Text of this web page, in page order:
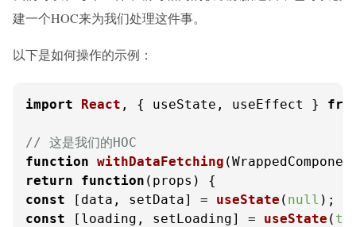
建一个HOC来为我们处理这件事。
以下是如何操作的示例：
import React , { useState, useEffect }
// 这是我们的HOC
function withDataFetching (
return
function ( props
const [data, setData] = useState ( null
const [loading, setLoading] = useState (